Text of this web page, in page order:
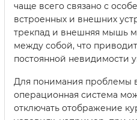
чаще всего связано с
встроенных и внешних
трекпад и внешняя мышь
между собой, что
постоянной невидимости
Для понимания проблемы
операционная система
отключать отображение